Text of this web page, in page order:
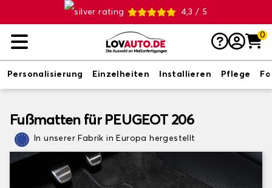
4,3 / 5
0
Personalisierung Einzelheiten Installieren Pflege
Fußmatten für PEUGEOT 206
In unserer Fabrik in Europa hergestellt